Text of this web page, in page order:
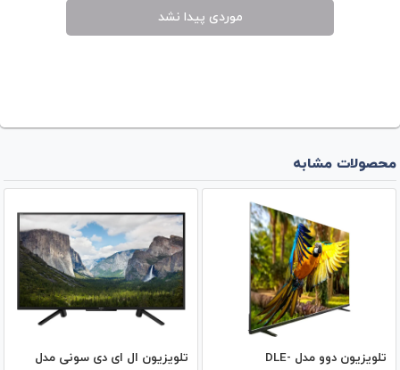
موردی پیدا نشد
محصولات مشابه
تلویزیون دوو مدل DLE-
تلویزیون ال ای دی سونی مدل